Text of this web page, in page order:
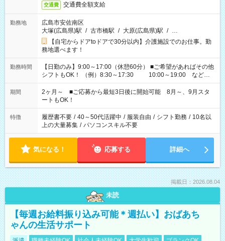
交通費 交通費全額支給
勤務地
広島市安佐南区
大塚(広島県)駅 / 古市橋駅 / 大原(広島県)駅 / …
【自宅からドアtoドアで30分以内】介護施設でのお仕事。勤
務地選べます！
勤務時間
【日勤のみ】9:00～17:00（休憩60分） ■ご希望があればその他
シフトもOK！ （例）8:30～17:30 10:00～19:00 など
「家族とお休みを合わせたい」 「できれば残業はしたくない」
など、あなたのご希望に沿ったお仕事をご紹介します！ ※Wワ
ーク希望の方へ 今ご覧のお仕事で希望する勤務時間と、もう1つ
のお仕事の勤務時間。 合計で週40時間を超える場合は応募でき
ません
期間
2ヶ月～ ■ご応募から最短3日後に開始可能 8月～、9月スタ
ートもOK！
特徴 履歴書不要 / 40～50代活躍中 / 服装自由 / シフト勤務 / 10名以
上の大量募集 / パソコンスキル不要
気になる！ 応募する 詳細へ
掲載日：2026.08.04
未読
【毎週お給料振り込み可能＊週払い】おばあち
ゃんの生活サポート